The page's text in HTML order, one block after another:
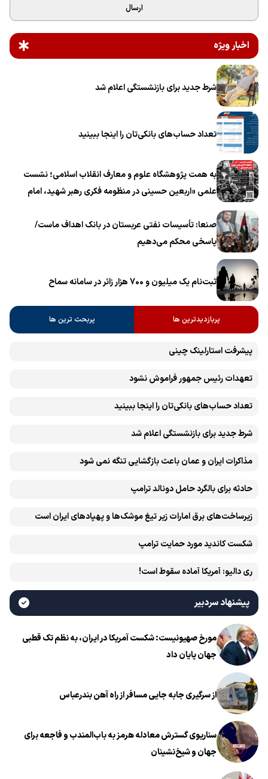
ارسال
اخبار ویژه
شرط جدید برای بازنشستگی اعلام شد
تعداد حساب‌های بانکی‌تان را اینجا ببینید
به همت پژوهشگاه علوم و معارف انقلاب اسلامی؛ نشست
علمی «اربعین حسینی در منظومه فکری رهبر شهید، امام
صنعا: تأسیسات نفتی عربستان در بانک اهداف ماست/
پاسخی محکم می‌دهیم
ثبت‌نام یک میلیون و 700 هزار زائر در سامانه سماح ‌
پربازدیدترین ها پربحث ترین ها
پیشرفت ‏استارلینک چینی
تعهدات رئیس جمهور فراموش نشود
تعداد حساب‌های بانکی‌تان را اینجا ببینید
شرط جدید برای بازنشستگی اعلام شد
مذاکرات ایران و عمان باعث بازگشایی تنگه نمی شود
حادثه برای بالگرد حامل دونالد ترامپ
زیرساخت‌های برق امارات زیر تیغ موشک‌ها و پهپادهای ایران است
شکست کاندید مورد حمایت ترامپ
ری دالیو: آمریکا آماده سقوط است!
پیشنهاد سردبیر
مورخ صهیونیست: شکست آمریکا در ایران، به نظم تک قطبی
جهان پایان داد
از سرگیری جابه جایی مسافر از راه آهن بندرعباس
سناریوی گسترش معادله هرمز به باب‌المندب و فاجعه برای
جهان و شیخ‌نشینان